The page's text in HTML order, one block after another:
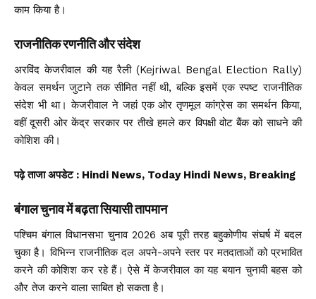
काम किया है।
राजनीतिक रणनीति और संदेश
अरविंद केजरीवाल की यह रैली (Kejriwal Bengal Election Rally)
केवल समर्थन जुटाने तक सीमित नहीं थी, बल्कि इसमें एक स्पष्ट राजनीतिक
संदेश भी था। केजरीवाल ने जहां एक ओर तृणमूल कांग्रेस का समर्थन किया,
वहीं दूसरी ओर केंद्र सरकार पर तीखे हमले कर विपक्षी वोट बैंक को साधने की
कोशिश की।
पढ़े ताजा अपडेट : Hindi News, Today Hindi News, Breaking
बंगाल चुनाव में बढ़ता सियासी तापमान
पश्चिम बंगाल विधानसभा चुनाव 2026 अब पूरी तरह बहुकोणीय संघर्ष में बदल
चुका है। विभिन्न राजनीतिक दल अपने-अपने स्तर पर मतदाताओं को प्रभावित
करने की कोशिश कर रहे हैं। ऐसे में केजरीवाल का यह बयान चुनावी बहस को
और तेज करने वाला साबित हो सकता है।